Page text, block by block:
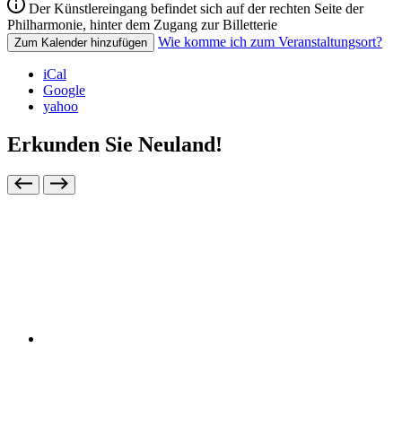
Der Künstlereingang befindet sich auf der rechten Seite der
Philharmonie, hinter dem Zugang zur Billetterie
Zum Kalender hinzufügen Wie komme ich zum Veranstaltungsort?
iCal
Google
yahoo
Erkunden Sie Neuland!